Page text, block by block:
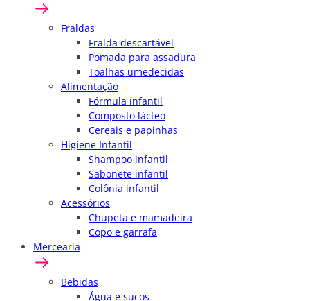
Fraldas
Fralda descartável
Pomada para assadura
Toalhas umedecidas
Alimentação
Fórmula infantil
Composto lácteo
Cereais e papinhas
Higiene Infantil
Shampoo infantil
Sabonete infantil
Colônia infantil
Acessórios
Chupeta e mamadeira
Copo e garrafa
Mercearia
Bebidas
Água e sucos